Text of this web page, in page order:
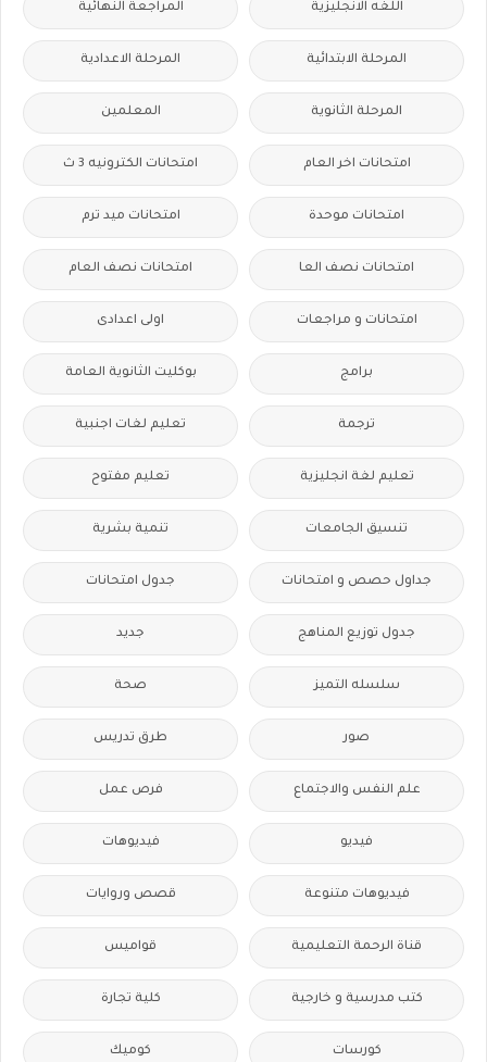
اللغه الانجليزية المراجعة النهائية
المرحلة الابتدائية المرحلة الاعدادية
المرحلة الثانوية المعلمين
امتحانات اخر العام امتحانات الكترونيه 3 ث
امتحانات موحدة امتحانات ميد ترم
امتحانات نصف العا امتحانات نصف العام
امتحانات و مراجعات اولى اعدادى
برامج بوكليت الثانوية العامة
ترجمة تعليم لغات اجنبية
تعليم لغة انجليزية تعليم مفتوح
تنسيق الجامعات تنمية بشرية
جداول حصص و امتحانات جدول امتحانات
جدول توزيع المناهج جديد
سلسله التميز صحة
صور طرق تدريس
علم النفس والاجتماع فرص عمل
فيديو فيديوهات
فيديوهات متنوعة قصص وروايات
قناة الرحمة التعليمية قواميس
كتب مدرسية و خارجية كلية تجارة
كورسات كوميك